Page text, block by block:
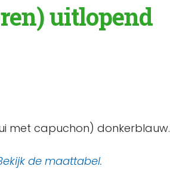
uitlopend
met capuchon) donkerblauw.
de maattabel.